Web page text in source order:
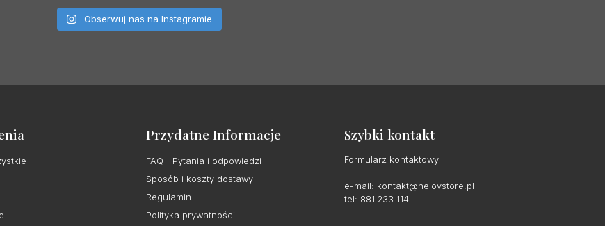
Obserwuj nas na Instagramie
Przydatne Informacje
FAQ | Pytania i odpowiedzi
Sposób i koszty dostawy
Regulamin
Polityka prywatności
Szybki kontakt
Formularz kontaktowy
e-mail: kontakt@nelovstore.pl
tel: 881 233 114